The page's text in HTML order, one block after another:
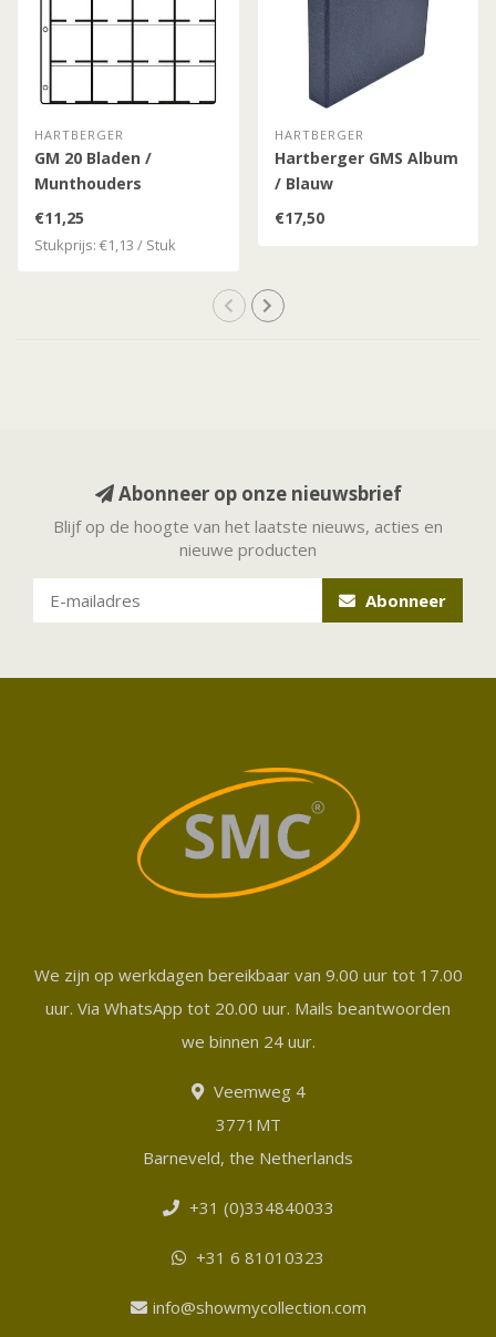
HARTBERGER
GM 20 Bladen /
Munthouders
€11,25
Stukprijs: €1,13 / Stuk
HARTBERGER
Hartberger GMS Album
/ Blauw
€17,50
Abonneer op onze nieuwsbrief
Blijf op de hoogte van het laatste nieuws, acties en
nieuwe producten
Abonneer
We zijn op werkdagen bereikbaar van 9.00 uur tot 17.00
uur. Via WhatsApp tot 20.00 uur. Mails beantwoorden
we binnen 24 uur.
Veemweg 4
3771MT
Barneveld, the Netherlands
+31 (0)334840033
+31 6 81010323
info@showmycollection.com